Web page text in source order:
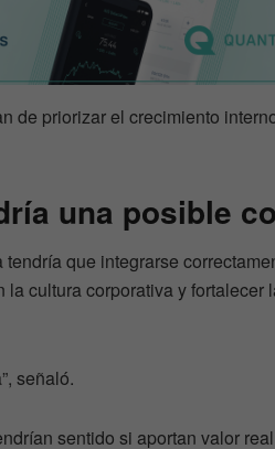
de priorizar el crecimiento
una posible
que integrarse
cultura corporativa y fortalecer
señaló.
sentido si aportan valor